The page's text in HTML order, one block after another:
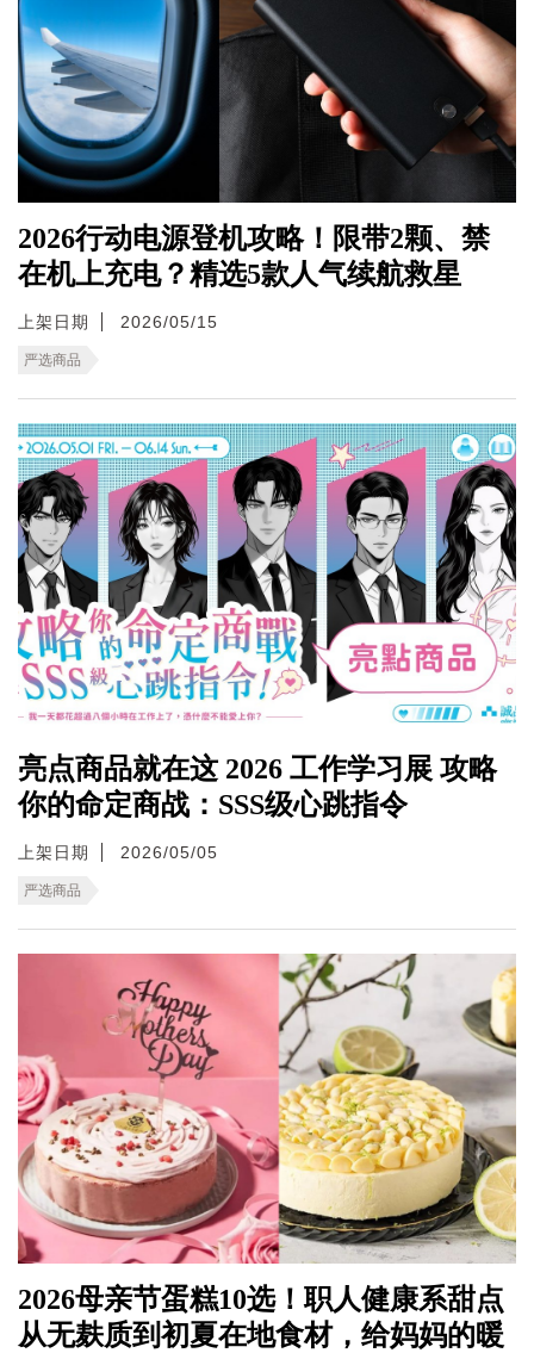
2026行动电源登机攻略！限带2颗、禁
在机上充电？精选5款人气续航救星
上架日期 2026/05/15
严选商品
亮点商品就在这 2026 工作学习展 攻略
你的命定商战：SSS级心跳指令
上架日期 2026/05/05
严选商品
2026母亲节蛋糕10选！职人健康系甜点
从无麸质到初夏在地食材，给妈妈的暖